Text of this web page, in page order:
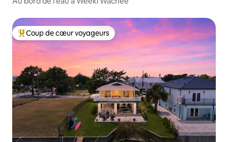
Coups de cœur voyageurs les plus appréciés
Coup de cœur voyageurs